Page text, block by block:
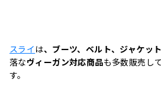
スライ は、ブーツ、ベルト、ジャケッ
落なヴィーガン対応商品も多数販売し
す。